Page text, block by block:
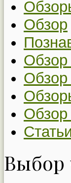
Обзор
Обзор
Обзор
Обзор
Выбор